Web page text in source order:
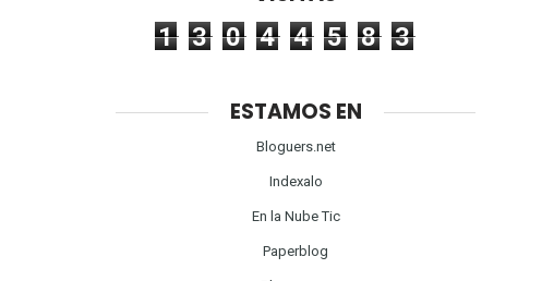
1 3 0 4 4 5 8 3
ESTAMOS EN
Bloguers.net
Indexalo
En la Nube Tic
Paperblog